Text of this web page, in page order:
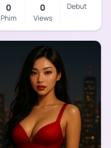
0
Phim
0
Views
Debut